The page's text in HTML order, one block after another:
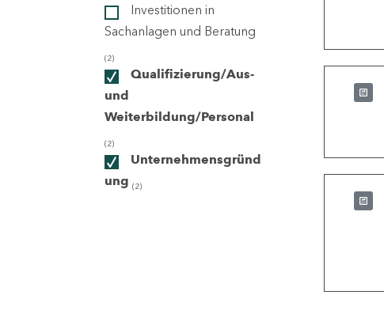
Investitionen in
Sachanlagen und Beratung
(2)
Qualifizierung/Aus-
und
Weiterbildung/Personal
(2)
Unternehmensgründ
ung (2)